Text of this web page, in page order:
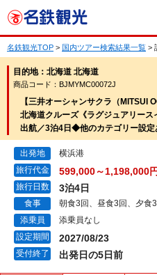
名鉄観光TOP > 国内ツアー検索結果一覧 >
目的地：北海道 北海道
商品コード：BJMYMC00072J
【三井オーシャンサクラ（MITSUI
北海道クルーズ《ラグジュアリース
出航／3泊4日◆他のカテゴリー設定
出発地
横浜港
旅行代金
599,000～1,198,000円
旅行日数 3泊4日
食事
朝食3回、昼食3回、夕食
添乗員
添乗員なし
設定期間
2027/08/23
受付終了 出発日の5日前